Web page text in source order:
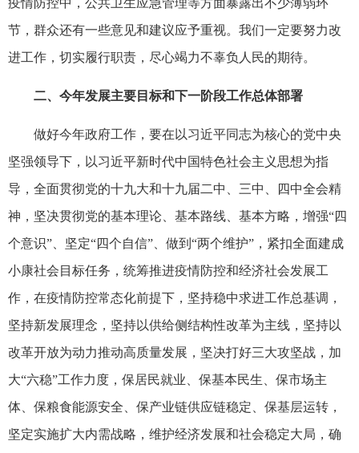
节，群众还有一些意见和建议应予重视。我们一定要努力改
进工作，切实履行职责，尽心竭力不辜负人民的期待。
二、今年发展主要目标和下一阶段工作总体部署
做好今年政府工作，要在以习近平同志为核心的党中央
坚强领导下，以习近平新时代中国特色社会主义思想为指
导，全面贯彻党的十九大和十九届二中、三中、四中全会精
神，坚决贯彻党的基本理论、基本路线、基本方略，增强“四
个意识”、坚定“四个自信”、做到“两个维护”，紧扣全面建成
小康社会目标任务，统筹推进疫情防控和经济社会发展工
作，在疫情防控常态化前提下，坚持稳中求进工作总基调，
坚持新发展理念，坚持以供给侧结构性改革为主线，坚持以
改革开放为动力推动高质量发展，坚决打好三大攻坚战，加
大“六稳”工作力度，保居民就业、保基本民生、保市场主
体、保粮食能源安全、保产业链供应链稳定、保基层运转，
坚定实施扩大内需战略，维护经济发展和社会稳定大局，确